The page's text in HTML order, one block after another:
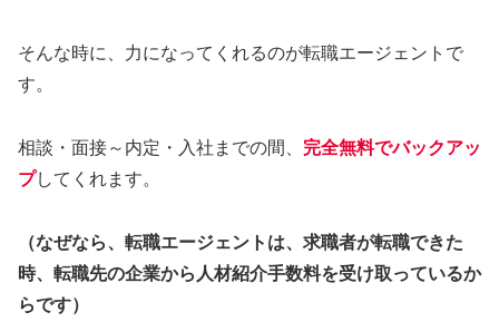
そんな時に、力になってくれるのが転職エージェントで
す。
相談・面接～内定・入社までの間、 完全無料でバックアッ
プしてくれます。
（なぜなら、転職エージェントは、求職者が転職できた
時、転職先の企業から人材紹介手数料を受け取っているか
らです）